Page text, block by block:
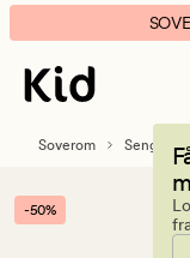
Eden
stonewashed
sateng
sengesett
banner.
Klikk
ESCAPE
pause.
Soverom Sengetøy
-50%